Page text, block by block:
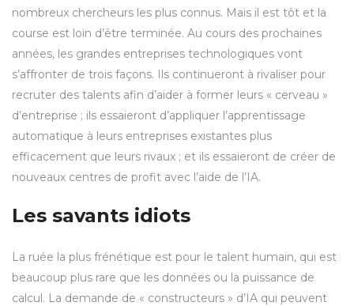
nombreux chercheurs les plus connus. Mais il est tôt et la
course est loin d’être terminée. Au cours des prochaines
années, les grandes entreprises technologiques vont
s’affronter de trois façons. Ils continueront à rivaliser pour
recruter des talents afin d’aider à former leurs « cerveau »
d’entreprise ; ils essaieront d’appliquer l’apprentissage
automatique à leurs entreprises existantes plus
efficacement que leurs rivaux ; et ils essaieront de créer de
nouveaux centres de profit avec l’aide de l’IA.
Les savants idiots
La ruée la plus frénétique est pour le talent humain, qui est
beaucoup plus rare que les données ou la puissance de
calcul. La demande de « constructeurs » d’IA qui peuvent